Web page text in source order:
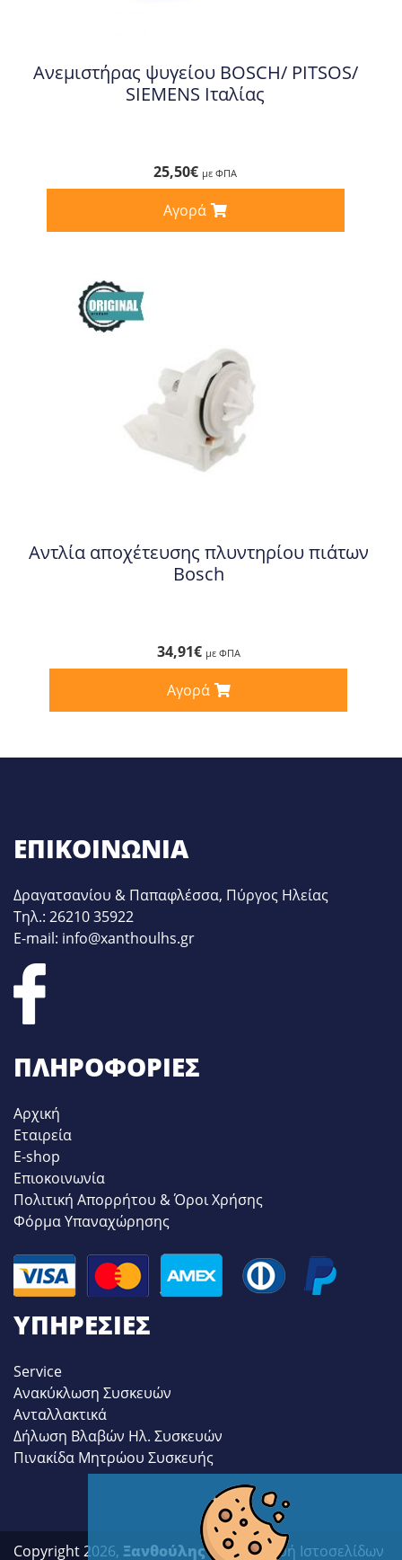
Ανεμιστήρας ψυγείου BOSCH/ PITSOS/
SIEMENS Ιταλίας
25,50€ με ΦΠΑ
Αγορά
Αντλία αποχέτευσης πλυντηρίου πιάτων
Bosch
34,91€ με ΦΠΑ
Αγορά
ΕΠΙΚΟΙΝΩΝΊΑ
Δραγατσανίου & Παπαφλέσσα, Πύργος Ηλείας
Τηλ.: 26210 35922
E-mail: info@xanthoulhs.gr
ΠΛΗΡΟΦΟΡΊΕΣ
Αρχική
Εταιρεία
E-shop
Επιοκοινωνία
Πολιτική Απορρήτου & Όροι Χρήσης
Φόρμα Υπαναχώρησης
ΥΠΗΡΕΣΊΕΣ
Service
Ανακύκλωση Συσκευών
Ανταλλακτικά
Δήλωση Βλαβών Ηλ. Συσκευών
Πινακίδα Μητρώου Συσκευής
Copyright 2026, Ξανθούλης| Κατασκευή Ιστοσελίδων